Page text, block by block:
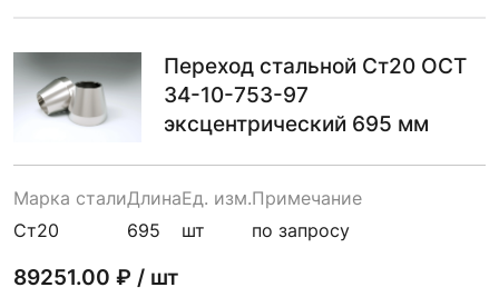
Переход стальной Ст20 ОСТ
34-10-753-97
эксцентрический 695 мм
Марка стали
Ст20
Длина
695
Ед. изм.
шт
Примечание
по запросу
89251.00 ₽ / шт